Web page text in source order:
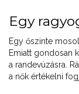
Egy
Egy őszinte
Emiatt gondosan
a randevúzásra.
a nők értékelni